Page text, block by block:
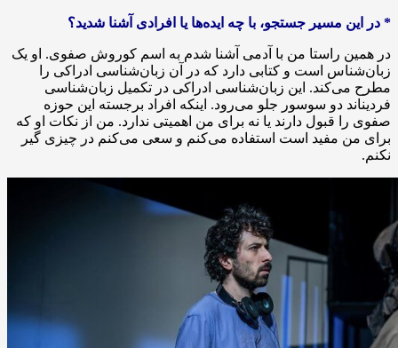
* در این مسیر جستجو، با چه ایده‌ها یا افرادی آشنا شدید؟
در همین راستا من با آدمی آشنا شدم به اسم کوروش صفوی. او یک
زبان‌شناس است و کتابی دارد که در آن زبان‌شناسی ادراکی را
مطرح می‌کند. این زبان‌شناسی ادراکی در تکمیل زبان‌شناسی
فردیناند دو سوسور جلو می‌رود. اینکه افراد برجسته این حوزه
صفوی را قبول دارند یا نه برای من اهمیتی ندارد. من از نکات او که
برای من مفید است استفاده می‌کنم و سعی می‌کنم در چیزی گیر
نکنم.